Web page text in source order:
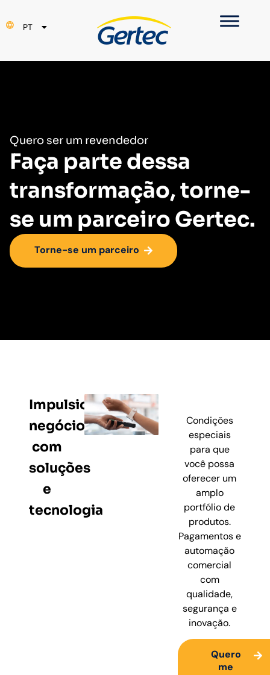
PT
ES
Quero ser um revendedor
Faça parte dessa
transformação, torne-
se um parceiro Gertec.
Torne-se um parceiro
Impulsione
negócios
com
soluções
e
tecnologia
Condições
especiais
para que
você possa
oferecer um
amplo
portfólio de
produtos.
Pagamentos e
automação
comercial
com
qualidade,
segurança e
inovação.
Quero
me